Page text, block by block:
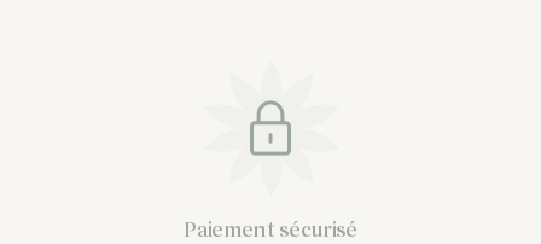
Paiement sécurisé